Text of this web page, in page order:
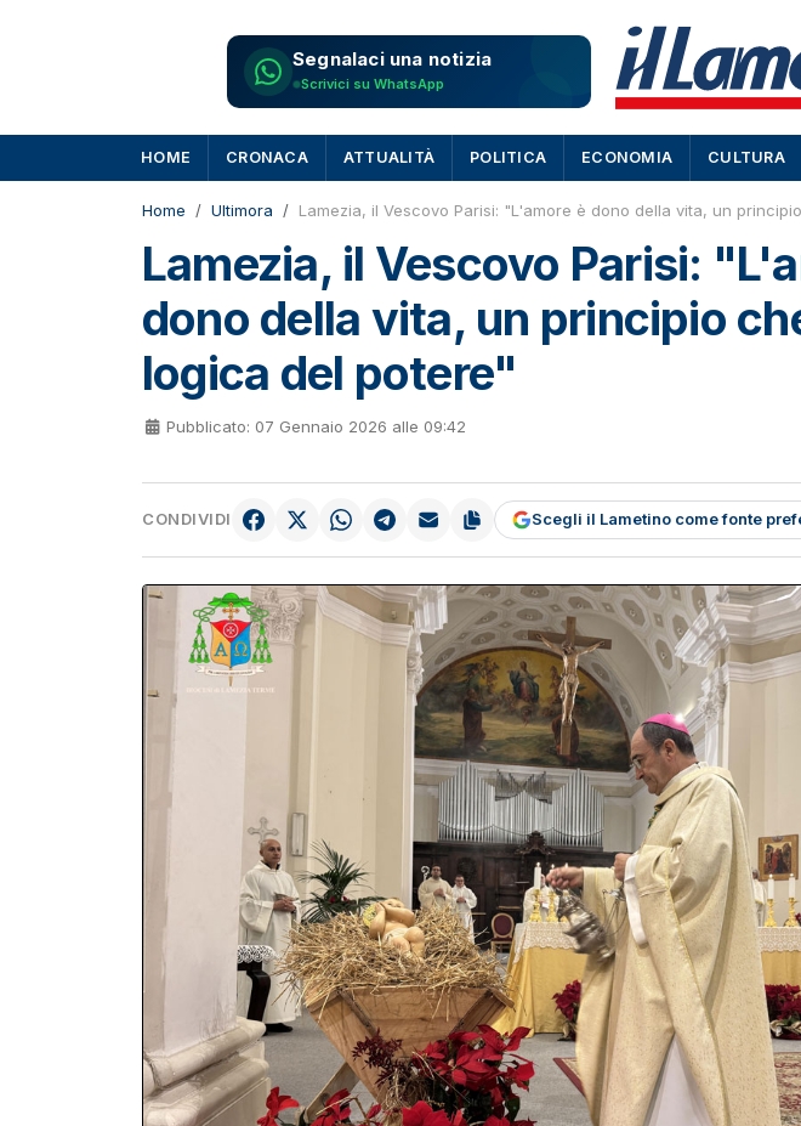
Segnalaci una notizia
Scrivici su WhatsApp
HOME CRONACA ATTUALITÀ POLITICA ECONOMIA CULTURA
Home Ultimora Lamezia, il Vescovo Parisi: "L'amore è dono della vita, un
Lamezia, il Vescovo Parisi:
dono della vita, un principio
logica del potere"
Pubblicato: 07 Gennaio 2026 alle 09:42
CONDIVIDI Scegli il Lametino come fonte